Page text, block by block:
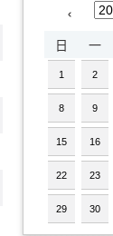
‹
日 一
1 2
8 9
15 16
22 23
29 30